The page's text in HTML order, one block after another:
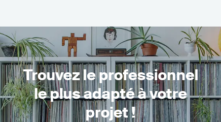
Trouvez le professionnel
le plus adapté à votre
projet !